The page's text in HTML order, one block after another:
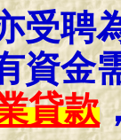
受聘
資金
貸款